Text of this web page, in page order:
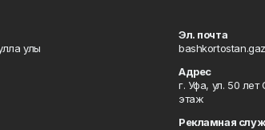
улы
Эл. почта
Адрес
г. Уфа, ул. 50 лет
этаж
Рекламная